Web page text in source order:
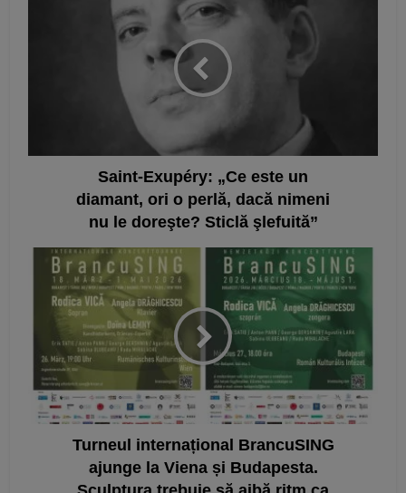
Saint-Exupéry: „Ce este un
diamant, ori o perlă, dacă nimeni
nu le doreşte? Sticlă şlefuită”
Turneul internațional BrancuSING
ajunge la Viena și Budapesta.